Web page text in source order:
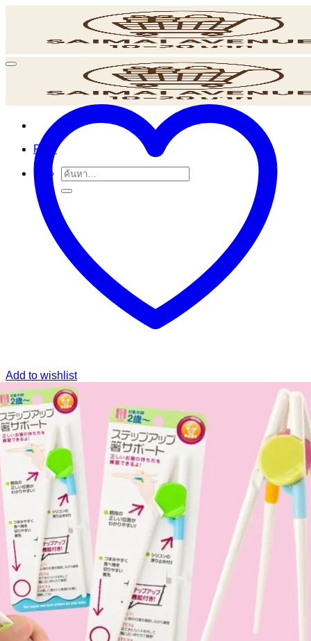
เนื้อหา
POS
ค้นหา:
Add to wishlist